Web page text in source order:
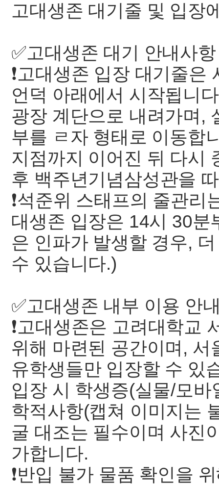
고대생존 대기줄 및 입장
✅고대생존 대기 안내사항
❗️고대생존 입장 대기줄
언덕 아래에서 시작됩니
광장 계단으로 내려가며,
부를 ㄹ자 형태로 이동합
지점까지 이어진 뒤 다시
후 백주년기념삼성관을
❗️석준위 스태프의 줄관
대생존 입장은 14시 30분
은 인파가 발생할 경우,
수 있습니다.)
✅고대생존 내부 이용 안
❗️고대생존은 고려대학교
위해 마련된 공간이며, 서
유학생들만 입장할 수 있
입장 시 학생증(실물/모
학적사항(캡쳐 이미지는
굴 대조는 필수이며 사진
가합니다.
❗️반입 불가 물품 확인을